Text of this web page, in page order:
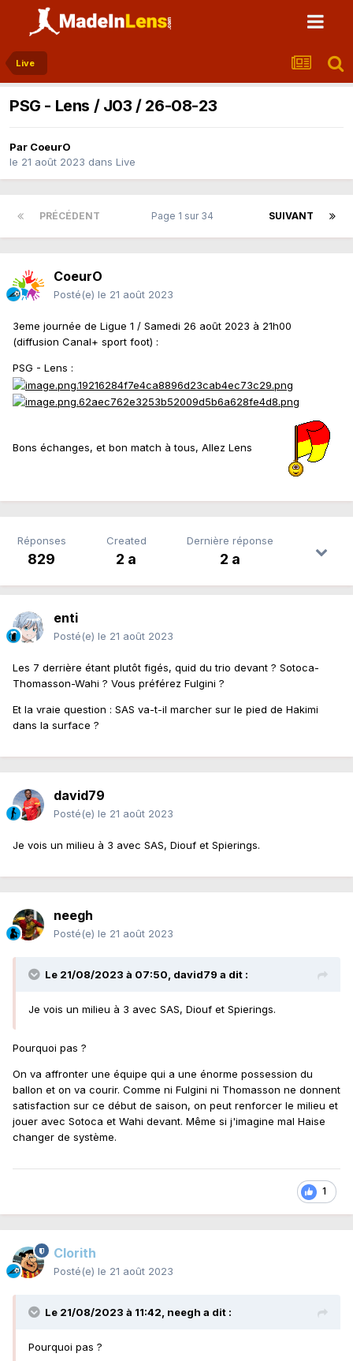
Live
PSG - Lens / J03 / 26-08-23
Par CoeurO
le 21 août 2023 dans Live
PRÉCÉDENT SUIVANT
Page 1 sur 34
CoeurO
Posté(e) le 21 août 2023
3eme journée de Ligue 1 / Samedi 26 août 2023 à 21h00
(diffusion Canal+ sport foot) :
PSG - Lens :
Bons échanges, et bon match à tous, Allez Lens
Réponses
829
Created
2 a
Dernière réponse
2 a
enti
Posté(e) le 21 août 2023
Les 7 derrière étant plutôt figés, quid du trio devant ? Sotoca-
Thomasson-Wahi ? Vous préférez Fulgini ?
Et la vraie question : SAS va-t-il marcher sur le pied de Hakimi
dans la surface ?
david79
Posté(e) le 21 août 2023
Je vois un milieu à 3 avec SAS, Diouf et Spierings.
neegh
Posté(e) le 21 août 2023
Le 21/08/2023 à 07:50, david79 a dit :
Je vois un milieu à 3 avec SAS, Diouf et Spierings.
Pourquoi pas ?
On va affronter une équipe qui a une énorme possession du
ballon et on va courir. Comme ni Fulgini ni Thomasson ne donnent
satisfaction sur ce début de saison, on peut renforcer le milieu et
jouer avec Sotoca et Wahi devant. Même si j'imagine mal Haise
changer de système.
1
Clorith
Posté(e) le 21 août 2023
Le 21/08/2023 à 11:42, neegh a dit :
Pourquoi pas ?